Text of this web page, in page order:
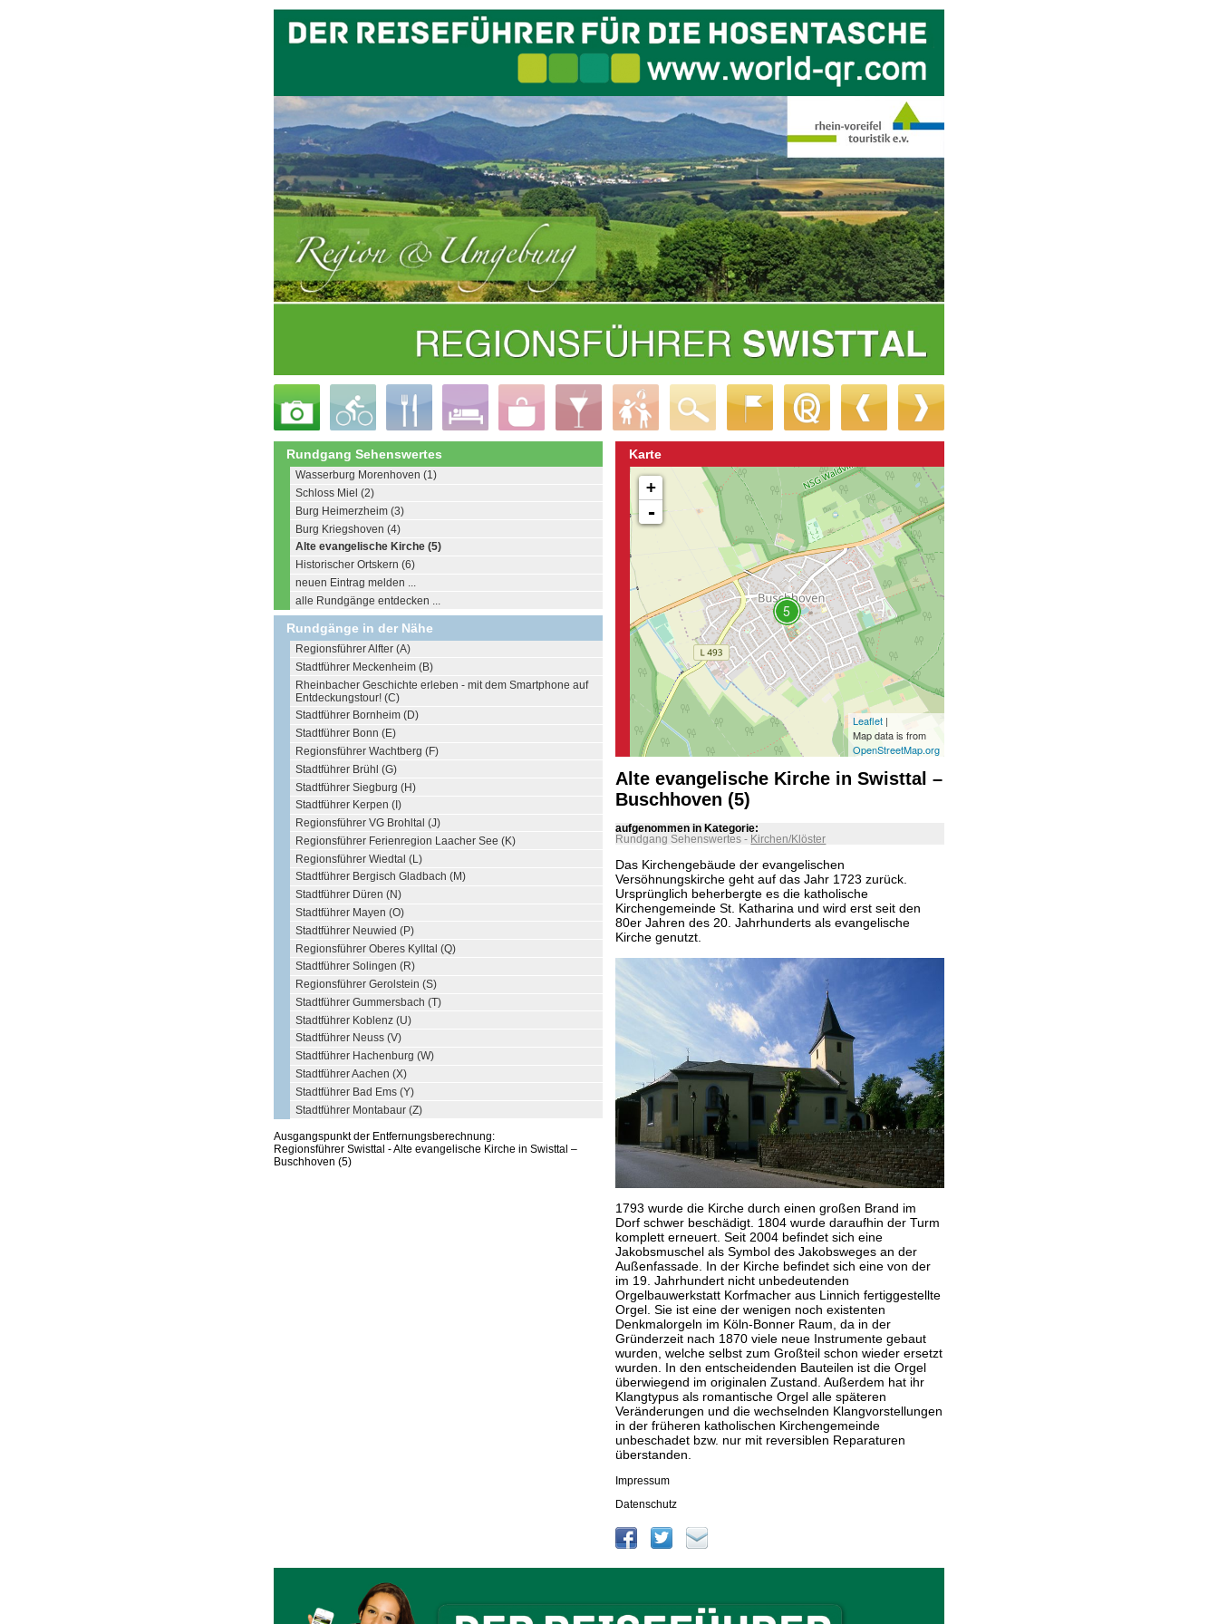
Rundgang Sehenswertes
Wasserburg Morenhoven (1)
Schloss Miel (2)
Burg Heimerzheim (3)
Burg Kriegshoven (4)
Alte evangelische Kirche (5)
Historischer Ortskern (6)
neuen Eintrag melden ...
alle Rundgänge entdecken ...
Rundgänge in der Nähe
Regionsführer Alfter (A)
Stadtführer Meckenheim (B)
Rheinbacher Geschichte erleben - mit dem Smartphone auf
Entdeckungstour! (C)
Stadtführer Bornheim (D)
Stadtführer Bonn (E)
Regionsführer Wachtberg (F)
Stadtführer Brühl (G)
Stadtführer Siegburg (H)
Stadtführer Kerpen (I)
Regionsführer VG Brohltal (J)
Regionsführer Ferienregion Laacher See (K)
Regionsführer Wiedtal (L)
Stadtführer Bergisch Gladbach (M)
Stadtführer Düren (N)
Stadtführer Mayen (O)
Stadtführer Neuwied (P)
Regionsführer Oberes Kylltal (Q)
Stadtführer Solingen (R)
Regionsführer Gerolstein (S)
Stadtführer Gummersbach (T)
Stadtführer Koblenz (U)
Stadtführer Neuss (V)
Stadtführer Hachenburg (W)
Stadtführer Aachen (X)
Stadtführer Bad Ems (Y)
Stadtführer Montabaur (Z)
Ausgangspunkt der Entfernungsberechnung:
Regionsführer Swisttal - Alte evangelische Kirche in Swisttal –
Buschhoven (5)
Karte
+
-
Leaflet |
Map data is from
OpenStreetMap.org
Alte evangelische Kirche in Swisttal –
Buschhoven (5)
aufgenommen in Kategorie:
Rundgang Sehenswertes - Kirchen/Klöster
Das Kirchengebäude der evangelischen
Versöhnungskirche geht auf das Jahr 1723 zurück.
Ursprünglich beherbergte es die katholische
Kirchengemeinde St. Katharina und wird erst seit den
80er Jahren des 20. Jahrhunderts als evangelische
Kirche genutzt.
1793 wurde die Kirche durch einen großen Brand im
Dorf schwer beschädigt. 1804 wurde daraufhin der Turm
komplett erneuert. Seit 2004 befindet sich eine
Jakobsmuschel als Symbol des Jakobsweges an der
Außenfassade. In der Kirche befindet sich eine von der
im 19. Jahrhundert nicht unbedeutenden
Orgelbauwerkstatt Korfmacher aus Linnich fertiggestellte
Orgel. Sie ist eine der wenigen noch existenten
Denkmalorgeln im Köln-Bonner Raum, da in der
Gründerzeit nach 1870 viele neue Instrumente gebaut
wurden, welche selbst zum Großteil schon wieder ersetzt
wurden. In den entscheidenden Bauteilen ist die Orgel
überwiegend im originalen Zustand. Außerdem hat ihr
Klangtypus als romantische Orgel alle späteren
Veränderungen und die wechselnden Klangvorstellungen
in der früheren katholischen Kirchengemeinde
unbeschadet bzw. nur mit reversiblen Reparaturen
überstanden.
Impressum
Datenschutz